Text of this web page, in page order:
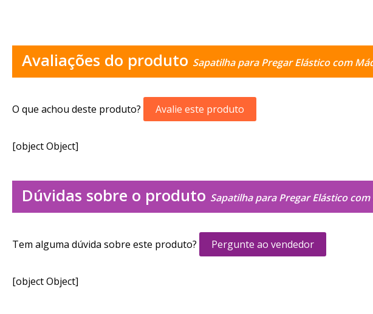
Avaliações do produto Sapatilha para Pregar Elástico com
O que achou deste produto? Avalie este produto
[object Object]
Dúvidas sobre o produto Sapatilha para Pregar Elástico
Tem alguma dúvida sobre este produto? Pergunte ao vendedor
[object Object]